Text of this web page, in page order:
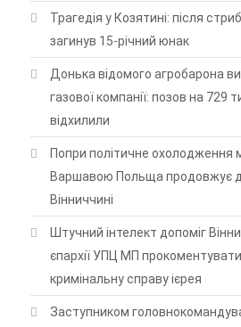
Трагедія у Козятині: після
загинув 15-річний юнак
Донька відомого агробарона
газової компанії: позов на 729
відхилили
Попри політичне охолодження
Варшавою Польща продовжує
Вінниччині
Штучний інтелект допоміг
єпархії УПЦ МП прокоментувати
кримінальну справу ієрея
Заступником